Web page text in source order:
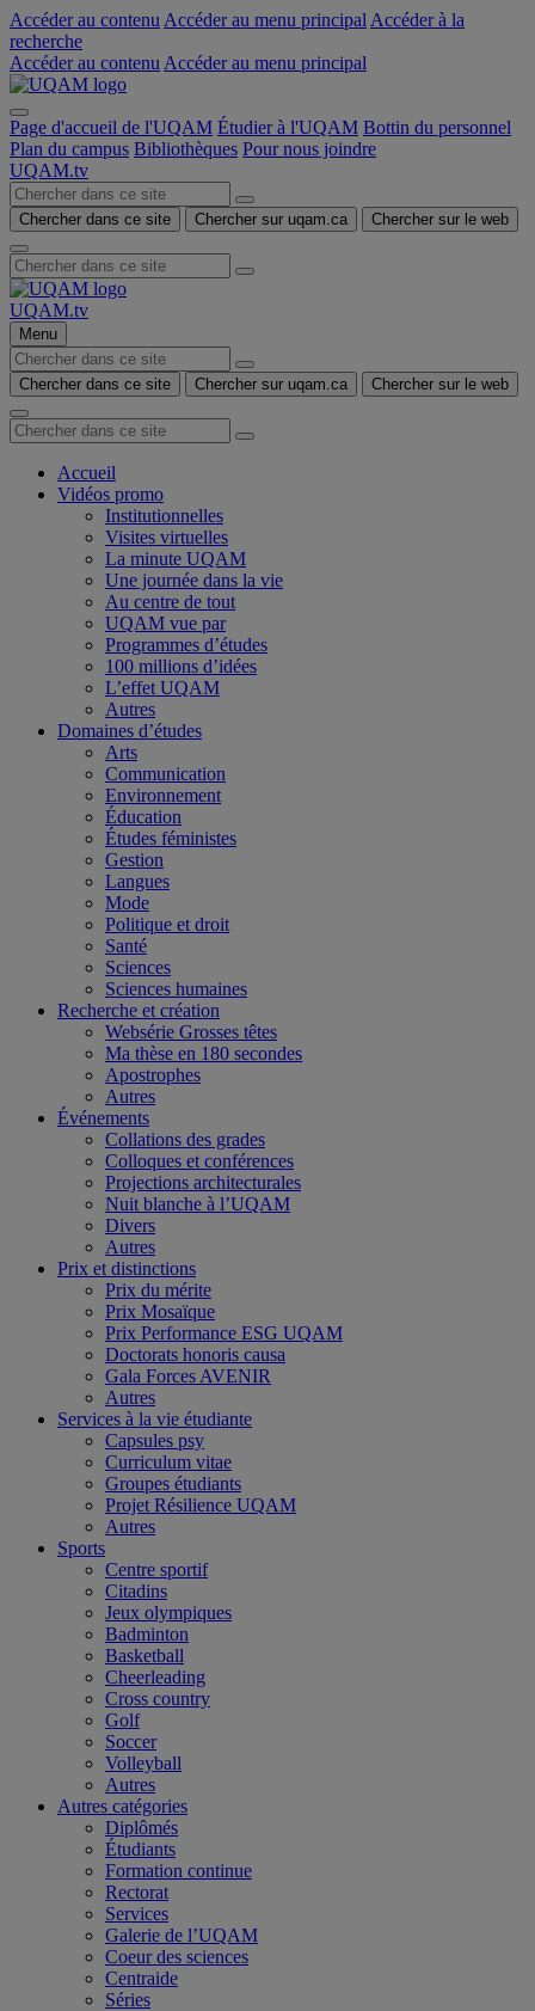
Accéder au contenu Accéder au menu principal Accéder à la
recherche
Accéder au contenu Accéder au menu principal
Page d'accueil de l'UQAM Étudier à l'UQAM Bottin du personnel
Plan du campus Bibliothèques Pour nous joindre
UQAM.tv
Chercher dans ce site Chercher sur uqam.ca Chercher sur le web
UQAM.tv
Menu
Chercher dans ce site Chercher sur uqam.ca Chercher sur le web
Accueil
Vidéos promo
Institutionnelles
Visites virtuelles
La minute UQAM
Une journée dans la vie
Au centre de tout
UQAM vue par
Programmes d’études
100 millions d’idées
L’effet UQAM
Autres
Domaines d’études
Arts
Communication
Environnement
Éducation
Études féministes
Gestion
Langues
Mode
Politique et droit
Santé
Sciences
Sciences humaines
Recherche et création
Websérie Grosses têtes
Ma thèse en 180 secondes
Apostrophes
Autres
Événements
Collations des grades
Colloques et conférences
Projections architecturales
Nuit blanche à l’UQAM
Divers
Autres
Prix et distinctions
Prix du mérite
Prix Mosaïque
Prix Performance ESG UQAM
Doctorats honoris causa
Gala Forces AVENIR
Autres
Services à la vie étudiante
Capsules psy
Curriculum vitae
Groupes étudiants
Projet Résilience UQAM
Autres
Sports
Centre sportif
Citadins
Jeux olympiques
Badminton
Basketball
Cheerleading
Cross country
Golf
Soccer
Volleyball
Autres
Autres catégories
Diplômés
Étudiants
Formation continue
Rectorat
Services
Galerie de l’UQAM
Coeur des sciences
Centraide
Séries